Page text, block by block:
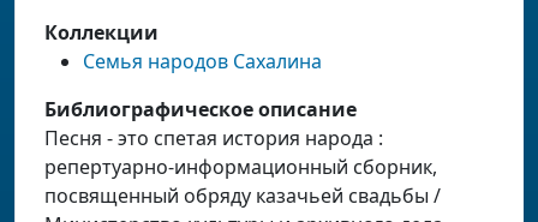
Коллекции
Семья народов Сахалина
Библиографическое описание
Песня - это спетая история народа :
репертуарно-информационный сборник,
посвященный обряду казачьей свадьбы /